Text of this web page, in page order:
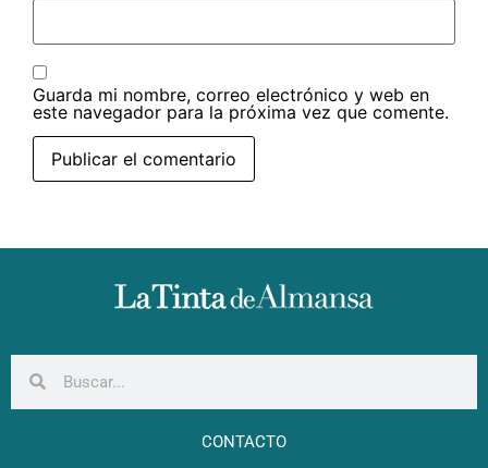
Guarda mi nombre, correo electrónico y web en
este navegador para la próxima vez que comente.
CONTACTO